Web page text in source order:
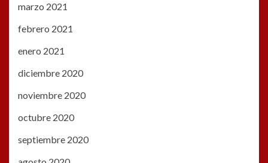
marzo 2021
febrero 2021
enero 2021
diciembre 2020
noviembre 2020
octubre 2020
septiembre 2020